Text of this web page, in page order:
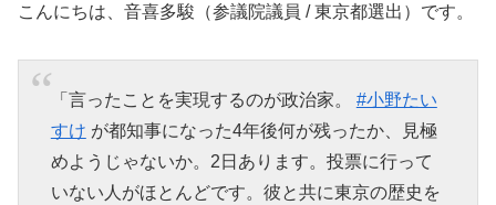
こんにちは、音喜多駿（参議院議員 / 東京都選出）です。
「言ったことを実現するのが政治家。 #小野たい
すけ が都知事になった4年後何が残ったか、見極
めようじゃないか。2日あります。投票に行って
いない人がほとんどです。彼と共に東京の歴史を